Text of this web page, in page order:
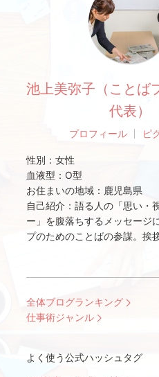
池上美弥子（ことば
代表）
プロフィール ピ
性別： 女性
血液型： O型
お住まいの地域： 鹿児島県
自己紹介： 語る人の「思い・
ー」を腹落ちするメッセージ
プのためのことばの参謀。挨
全体ブログランキング
仕事術ジャンル
よく使う公式ハッシュタグ